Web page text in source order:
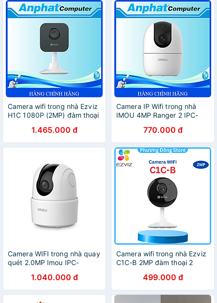
Camera wifi trong nhà Ezviz
H1C 1080P (2MP) đàm thoại
1.465.000 đ
Camera IP Wifi trong nhà
IMOU 4MP Ranger 2 IPC-
770.000 đ
Camera WIFI trong nhà quay
quét 2.0MP Imou IPC-
1.040.000 đ
Camera wifi trong nhà Ezviz
C1C-B 2MP đàm thoại 2
499.000 đ